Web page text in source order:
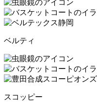
ベルティ
スコッピー